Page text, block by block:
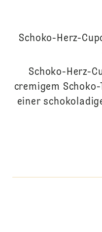
Schoko-Herz-
Schoko-Herz-
cremigem
einer